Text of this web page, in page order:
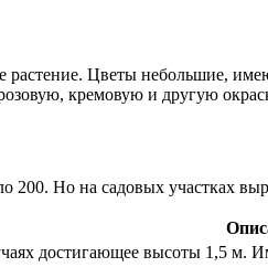
растение. Цветы небольшие,
кремовую и другую
Но на садовых участках
достигающее высоты 1,5 м.